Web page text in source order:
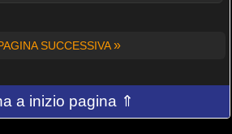
SUCCESSIVA»
a inizio pagina ⇑